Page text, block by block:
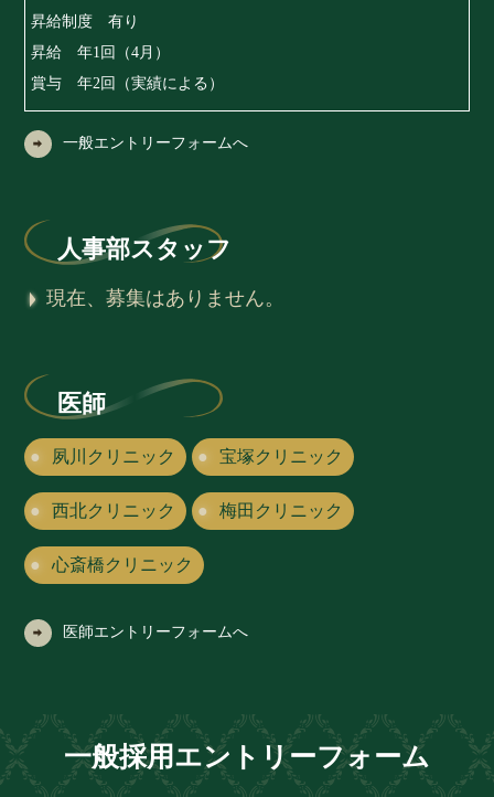
昇給制度 有り
昇給 年1回（4月）
賞与 年2回（実績による）
一般エントリーフォームへ
人事部スタッフ
現在、募集はありません。
医師
夙川クリニック 宝塚クリニック
西北クリニック 梅田クリニック
心斎橋クリニック
医師エントリーフォームへ
一般採用エントリーフォーム